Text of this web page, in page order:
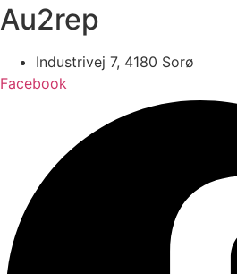
Au2rep
Industrivej 7, 4180 Sorø
Facebook